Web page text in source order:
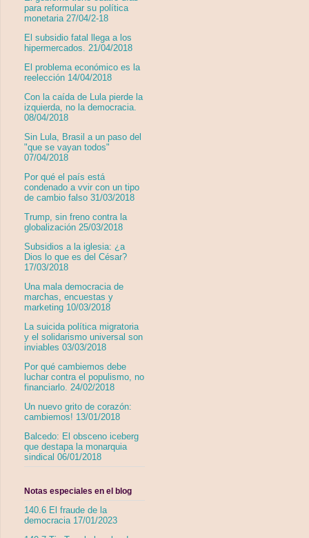
para reformular su política
monetaria 27/04/2-18
El subsidio fatal llega a los
hipermercados. 21/04/2018
El problema económico es la
reelección 14/04/2018
Con la caída de Lula pierde la
izquierda, no la democracia.
08/04/2018
Sin Lula, Brasil a un paso del
"que se vayan todos"
07/04/2018
Por qué el país está
condenado a vvir con un tipo
de cambio falso 31/03/2018
Trump, sin freno contra la
globalización 25/03/2018
Subsidios a la iglesia: ¿a
Dios lo que es del César?
17/03/2018
Una mala democracia de
marchas, encuestas y
marketing 10/03/2018
La suicida política migratoria
y el solidarismo universal son
inviables 03/03/2018
Por qué cambiemos debe
luchar contra el populismo, no
financiarlo. 24/02/2018
Un nuevo grito de corazón:
cambiemos! 13/01/2018
Balcedo: El obsceno iceberg
que destapa la monarquia
sindical 06/01/2018
Notas especiales en el blog
140.6 El fraude de la
democracia 17/01/2023